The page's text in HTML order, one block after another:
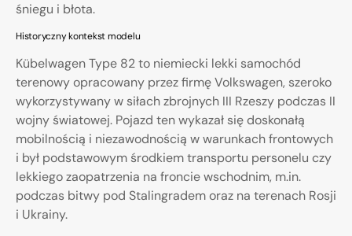
śniegu i błota.
Historyczny kontekst modelu
Kübelwagen Type 82 to niemiecki lekki samochód
terenowy opracowany przez firmę Volkswagen, szeroko
wykorzystywany w siłach zbrojnych III Rzeszy podczas II
wojny światowej. Pojazd ten wykazał się doskonałą
mobilnością i niezawodnością w warunkach frontowych
i był podstawowym środkiem transportu personelu czy
lekkiego zaopatrzenia na froncie wschodnim, m.in.
podczas bitwy pod Stalingradem oraz na terenach Rosji
i Ukrainy.